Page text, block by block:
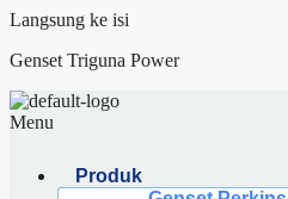
Langsung ke isi
Genset Triguna Power
Menu
Produk